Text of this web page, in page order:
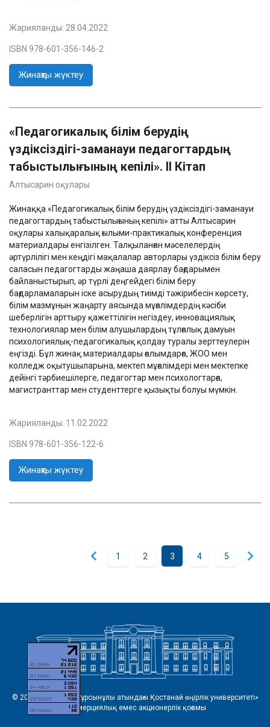
Жарияланды: 28.04.2022
ISBN 978-601-356-146-2
Жинақты жүктеу
«Педагогикалық білім берудің
үздіксіздігі-заманауи педагогтардың
табыстылығының кепілі». II Кітап
Алтысарин оқулары
Жинаққа «Педагогикалық білім берудің үздіксіздігі-заманауи
педагогтардың табыстылығының кепілі» атты Алтысарин
оқулары халықаралық ғылыми-практикалық конференция
материалдары енгізілген. Талқыланған мәселелердің
әртүрлілігі мен кеңдігі мақалалар авторлары үздіксіз білім беру
саласын педагогтарды жаңаша даярлау бағдарымен
байланыстырып, әр түрлі деңгейдегі білім беру
бағдарламаларын іске асырудың тиімді тәжірибесін көрсету,
білім мазмұнын жаңарту аясында мұғалімдердің кәсіби
шеберлігін арттыру қажеттілігін негіздеу, инновациялық
технологиялар мен білім алушылардың тұлғалық дамуын
психологиялық-педагогикалық қолдау туралы зерттеулерін
еңгізді. Бұл жинақ материалдары ғалымдарға, ЖОО мен
колледж оқытушыларына, мектеп мұғалімдері мен мектепке
дейінгі тәрбиешілерге, педагогтар мен психологтарға,
магистранттар мен студенттерге қызықты болуы мүмкін.
Жарияланды: 11.02.2022
ISBN 978-601-356-122-6
Жинақты жүктеу
1 2 3 4 5
© 2026 «Ахмет Байтұрсынұлы атындағы Қостанай өңірлік университеті»
коммерциялық емес акционерлік қоғамы